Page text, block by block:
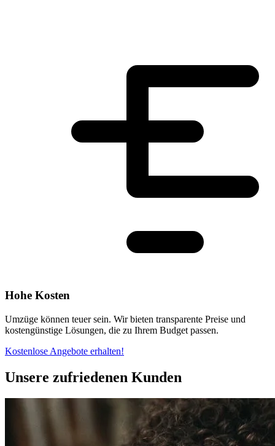
Hohe Kosten
Umzüge können teuer sein. Wir bieten transparente Preise und
kostengünstige Lösungen, die zu Ihrem Budget passen.
Kostenlose Angebote erhalten!
Unsere zufriedenen Kunden